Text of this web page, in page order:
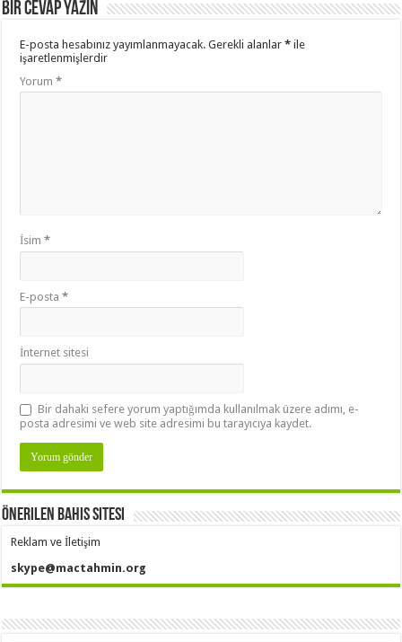
Bir cevap yazın
E-posta hesabınız yayımlanmayacak. Gerekli alanlar* ile
işaretlenmişlerdir
Yorum*
İsim*
E-posta*
İnternet sitesi
Bir dahaki sefere yorum yaptığımda kullanılmak üzere adımı, e-
posta adresimi ve web site adresimi bu tarayıcıya kaydet.
Önerilen Bahis Sitesi
Reklam ve İletişim
skype@mactahmin.org